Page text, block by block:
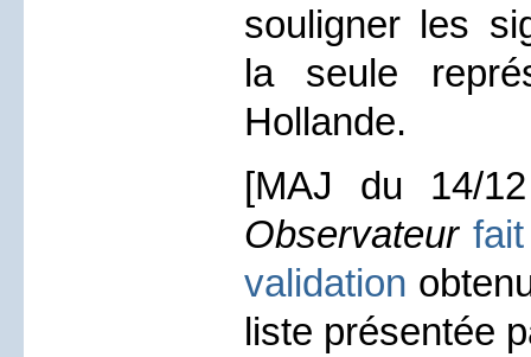
souligner les
la seule
Hollande.
[MAJ du 14/
Observateur
validation
liste présentée